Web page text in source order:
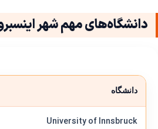
دانشگاه‌های مهم شهر
دانشگاه
University of Innsbruck